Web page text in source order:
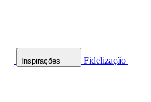
Inspirações
Fidelização